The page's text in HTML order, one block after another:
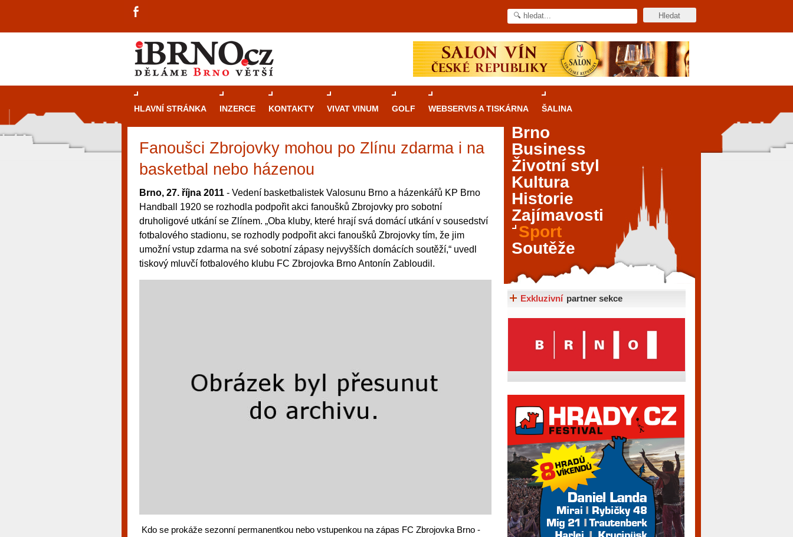
HLAVNÍ STRÁNKA INZERCE KONTAKTY VIVAT VINUM GOLF WEBSERVIS A TISKÁRNA ŠALINA
Fanoušci Zbrojovky mohou po Zlínu zdarma i na
basketbal nebo házenou
Brno, 27. října 2011 - Vedení basketbalistek Valosunu Brno a házenkářů KP Brno
Handball 1920 se rozhodla podpořit akci fanoušků Zbrojovky pro sobotní
druholigové utkání se Zlínem. „Oba kluby, které hrají svá domácí utkání v sousedství
fotbalového stadionu, se rozhodly podpořit akci fanoušků Zbrojovky tím, že jim
umožní vstup zdarma na své sobotní zápasy nejvyšších domácích soutěží,“ uvedl
tiskový mluvčí fotbalového klubu FC Zbrojovka Brno Antonín Zabloudil.
Kdo se prokáže sezonní permanentkou nebo vstupenkou na zápas FC Zbrojovka Brno -
Průvodce kasinovými hrami v Brně: Od
rulety po video automaty
Brno je městem známým pro zajímavé památky, skvělé
restaurace, divadla a univerzity. Mimo jiné je ale také
místem, kde si můžete legálně a bezpečně vyzkoušet
různé kasinové hry. V neustále kvetoucí moravské
metropoli naleznete širokou nabídku her od klasické
rulety až po moderní automaty jak pro pravidelné
návštěvníky, tak pro příležitostné hráče. V...
Brno
Business
Životní styl
Kultura
Historie
Zajímavosti
Sport
Soutěže
Exkluzivní partner sekce